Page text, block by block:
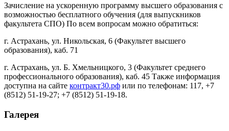
Зачисление на ускоренную программу высшего образования с
возможностью бесплатного обучения (для выпускников
факультета СПО) По всем вопросам можно обратиться:
г. Астрахань, ул. Никольская, 6 (Факультет высшего
образования), каб. 71
г. Астрахань, ул. Б. Хмельницкого, 3 (Факультет среднего
профессионального образования), каб. 45 Также информация
доступна на сайте контракт30.рф или по телефонам: 117, +7
(8512) 51-19-27; +7 (8512) 51-19-18.
Галерея